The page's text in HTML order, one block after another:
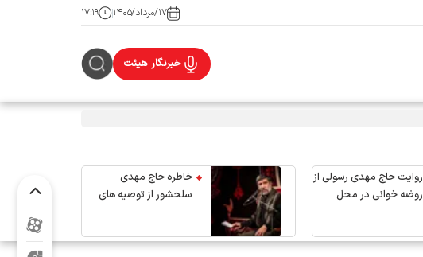
۱۷/مرداد/۱۴۰۵ ۱۷:۱۹
خبرنگار هیئت
روایت حاج مهدی رسولی از
روضه خوانی در محل
خاطره حاج مهدی
سلحشور از توصیه های